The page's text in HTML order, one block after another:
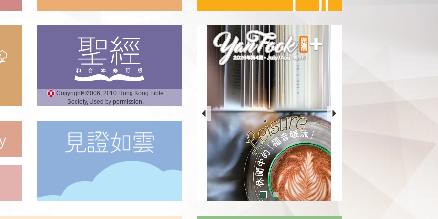
Copyright©2006, 2010 Hong Kong Bible
Society, Used by permission.